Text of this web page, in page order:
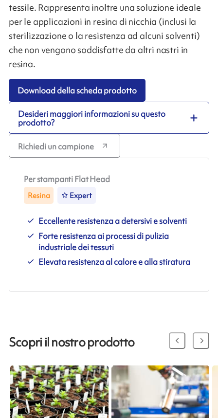
tessile. Rappresenta inoltre una soluzione ideale
per le applicazioni in resina di nicchia (inclusi la
sterilizzazione o la resistenza ad alcuni solventi)
che non vengono soddisfatte da altri nastri in
resina.
Download della scheda prodotto
Desideri maggiori informazioni su questo
prodotto?
Richiedi un campione
Per stampanti Flat Head
Resina Expert
Eccellente resistenza a detersivi e solventi
Forte resistenza ai processi di pulizia
industriale dei tessuti
Elevata resistenza al calore e alla stiratura
Scopri il nostro prodotto